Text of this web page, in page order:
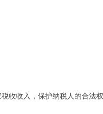
收入，保护纳税人的合法权